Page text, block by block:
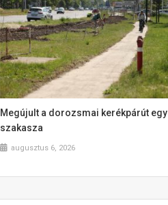
Megújult a dorozsmai kerékpárút egy
szakasza
augusztus 6, 2026